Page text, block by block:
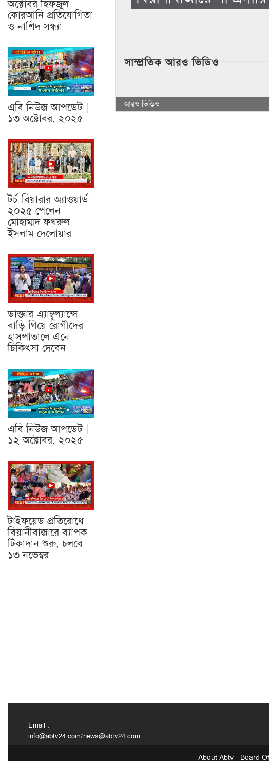
অক্টোবর হিফজুল
কোরআনি প্রতিযোগিতা
ও নাশিদ সন্ধ্যা
এবি নিউজ আপডেট |
১৩ অক্টোবর, ২০২৫
টর্চ-বিয়ারার অ্যাওয়ার্ড
২০২৫ পেলেন
মোহাম্মদ ফখরুল
ইসলাম দেলোয়ার
ডাক্তার এ্যাম্বুল্যান্সে
বাড়ি গিয়ে রোগীদের
হাসপাতালে এনে
চিকিৎসা দেবেন
এবি নিউজ আপডেট |
১২ অক্টোবর, ২০২৫
টাইফয়েড প্রতিরোধে
বিয়ানীবাজারে ব্যাপক
টিকাদান শুরু, চলবে
১৩ নভেম্বর
সাম্প্রতিক আরও ভিডিও
আরও ভিডিও
Email :
info@abtv24.com/news@abtv24.com
About Abtv Board